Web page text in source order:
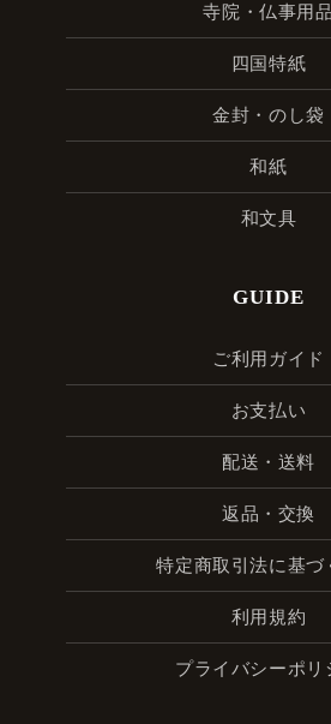
寺院・仏事用品
四国特紙
金封・のし袋
和紙
和文具
GUIDE
ご利用ガイド
お支払い
配送・送料
返品・交換
特定商取引法に基づ
利用規約
プライバシーポリ